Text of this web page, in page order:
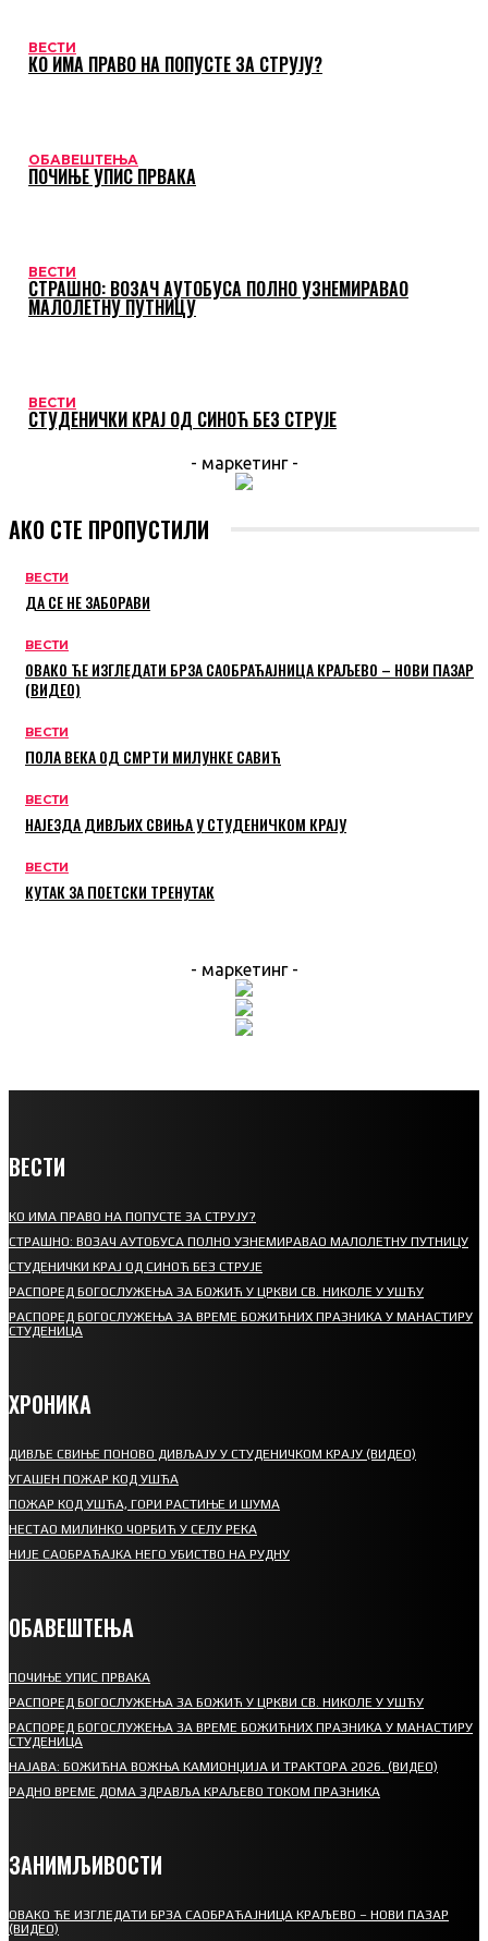
ВЕСТИ
КО ИМА ПРАВО НА ПОПУСТЕ ЗА СТРУЈУ?
ОБАВЕШТЕЊА
ПОЧИЊЕ УПИС ПРВАКА
ВЕСТИ
СТРАШНО: ВОЗАЧ АУТОБУСА ПОЛНО УЗНЕМИРАВАО
МАЛОЛЕТНУ ПУТНИЦУ
ВЕСТИ
СТУДЕНИЧКИ КРАЈ ОД СИНОЋ БЕЗ СТРУЈЕ
- маркетинг -
АКО СТЕ ПРОПУСТИЛИ
ВЕСТИ
ДА СЕ НЕ ЗАБОРАВИ
ВЕСТИ
ОВАКО ЋЕ ИЗГЛЕДАТИ БРЗА САОБРАЋАЈНИЦА КРАЉЕВО – НОВИ ПАЗАР
(ВИДЕО)
ВЕСТИ
ПОЛА ВЕКА ОД СМРТИ МИЛУНКЕ САВИЋ
ВЕСТИ
НАЈЕЗДА ДИВЉИХ СВИЊА У СТУДЕНИЧКОМ КРАЈУ
ВЕСТИ
КУТАК ЗА ПОЕТСКИ ТРЕНУТАК
- маркетинг -
ВЕСТИ
КО ИМА ПРАВО НА ПОПУСТЕ ЗА СТРУЈУ?
СТРАШНО: ВОЗАЧ АУТОБУСА ПОЛНО УЗНЕМИРАВАО МАЛОЛЕТНУ ПУТНИЦУ
СТУДЕНИЧКИ КРАЈ ОД СИНОЋ БЕЗ СТРУЈЕ
РАСПОРЕД БОГОСЛУЖЕЊА ЗА БОЖИЋ У ЦРКВИ СВ. НИКОЛЕ У УШЋУ
РАСПОРЕД БОГОСЛУЖЕЊА ЗА ВРЕМЕ БОЖИЋНИХ ПРАЗНИКА У МАНАСТИРУ
СТУДЕНИЦА
ХРОНИКА
ДИВЉЕ СВИЊЕ ПОНОВО ДИВЉАЈУ У СТУДЕНИЧКОМ КРАЈУ (ВИДЕО)
УГАШЕН ПОЖАР КОД УШЋА
ПОЖАР КОД УШЋА, ГОРИ РАСТИЊЕ И ШУМА
НЕСТАО МИЛИНКО ЧОРБИЋ У СЕЛУ РЕКА
НИЈЕ САОБРАЋАЈКА НЕГО УБИСТВО НА РУДНУ
ОБАВЕШТЕЊА
ПОЧИЊЕ УПИС ПРВАКА
РАСПОРЕД БОГОСЛУЖЕЊА ЗА БОЖИЋ У ЦРКВИ СВ. НИКОЛЕ У УШЋУ
РАСПОРЕД БОГОСЛУЖЕЊА ЗА ВРЕМЕ БОЖИЋНИХ ПРАЗНИКА У МАНАСТИРУ
СТУДЕНИЦА
НАЈАВА: БОЖИЋНА ВОЖЊА КАМИОНЏИЈА И ТРАКТОРА 2026. (ВИДЕО)
РАДНО ВРЕМЕ ДОМА ЗДРАВЉА КРАЉЕВО ТОКОМ ПРАЗНИКА
ЗАНИМЉИВОСТИ
ОВАКО ЋЕ ИЗГЛЕДАТИ БРЗА САОБРАЋАЈНИЦА КРАЉЕВО – НОВИ ПАЗАР
(ВИДЕО)